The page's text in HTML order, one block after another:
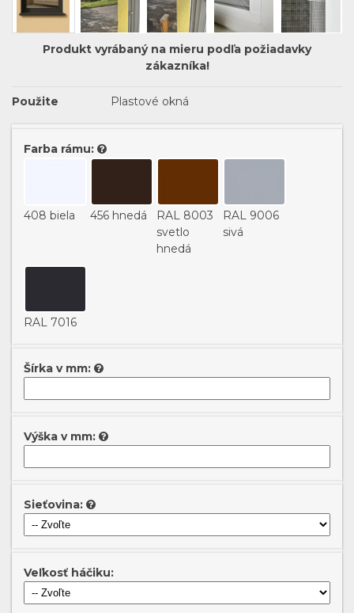
Farba rámu:
408 biela 456 hnedá
RAL 8003
svetlo
hnedá
RAL 9006
sivá
RAL 7016
Šírka v mm:
Výška v mm:
Sieťovina:
Veľkosť háčiku:
Produkt vyrábaný na mieru podľa požiadavky
zákazníka!
Použite Plastové okná